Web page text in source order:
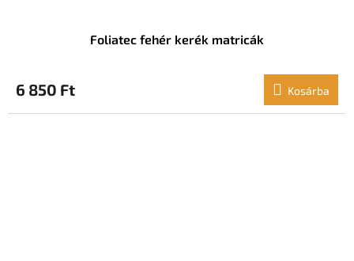
Foliatec fehér kerék matricák
6 850 Ft Kosárba